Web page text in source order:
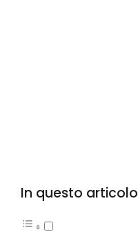
In questo articolo